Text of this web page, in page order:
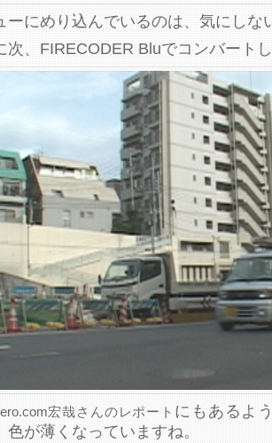
ーにめり込んでいるのは、気にしな
次、FIRECODER Bluでコンバート
宏哉さんのレポート にもあるよ
色が薄くなっていますね。